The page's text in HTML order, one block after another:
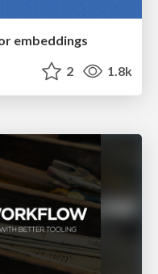
embeddings
2 1.8k